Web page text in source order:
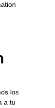
los
a tu